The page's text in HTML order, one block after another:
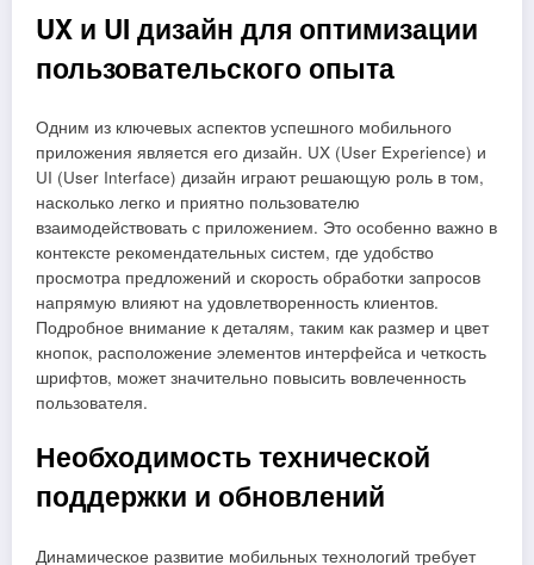
UX и UI дизайн для оптимизации
пользовательского опыта
Одним из ключевых аспектов успешного мобильного
приложения является его дизайн. UX (User Experience) и
UI (User Interface) дизайн играют решающую роль в том,
насколько легко и приятно пользователю
взаимодействовать с приложением. Это особенно важно в
контексте рекомендательных систем, где удобство
просмотра предложений и скорость обработки запросов
напрямую влияют на удовлетворенность клиентов.
Подробное внимание к деталям, таким как размер и цвет
кнопок, расположение элементов интерфейса и четкость
шрифтов, может значительно повысить вовлеченность
пользователя.
Необходимость технической
поддержки и обновлений
Динамическое развитие мобильных технологий требует